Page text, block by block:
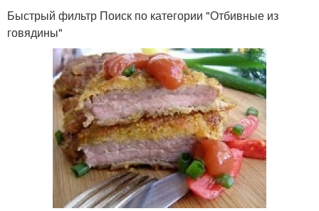
Быстрый фильтр Поиск по категории "Отбивные из
говядины"